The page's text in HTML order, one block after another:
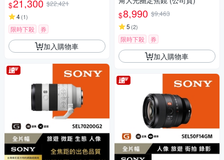
$21,300 $22,421
4(1)
限時下殺 券
加入購物車
$8,990 $9,463
5 (2)
限時下殺 券
加入購物車